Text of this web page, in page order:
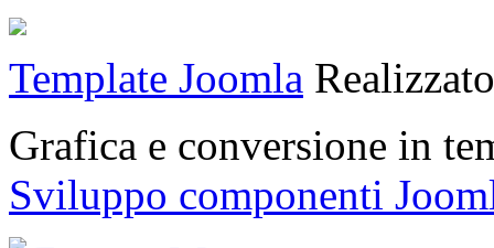
Template Joomla
Grafica e conversione in
Sviluppo componenti